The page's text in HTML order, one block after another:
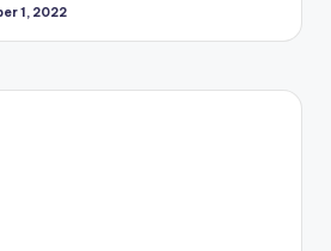
1, 2022